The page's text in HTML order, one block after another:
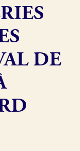
Je suis
DE